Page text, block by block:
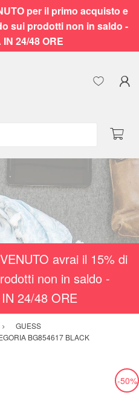
per il primo acquisto e
sui prodotti non in saldo -
24/48 ORE
avrai il 15% di
non in saldo -
24/48 ORE
GUESS
BG854617 BLACK
-50%